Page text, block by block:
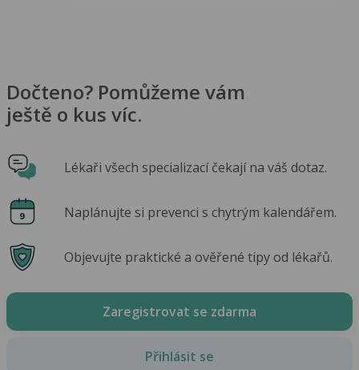
Dočteno? Pomůžeme vám
ještě o kus víc.
Lékaři všech specializací čekají na váš dotaz.
Naplánujte si prevenci s chytrým kalendářem.
Objevujte praktické a ověřené tipy od lékařů.
Zaregistrovat se zdarma
Přihlásit se